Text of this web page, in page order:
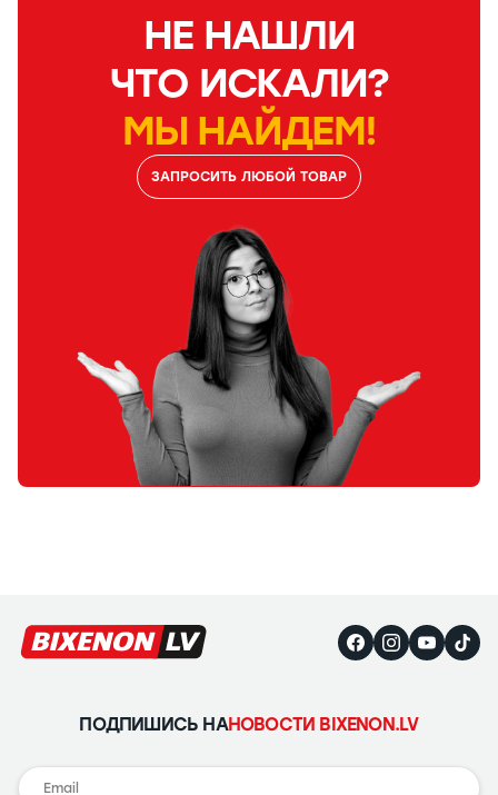
НЕ НАШЛИ
ЧТО ИСКАЛИ?
МЫ НАЙДЕМ!
ЗАПРОСИТЬ ЛЮБОЙ ТОВАР
ПОДПИШИСЬ НАНОВОСТИ BIXENON.LV